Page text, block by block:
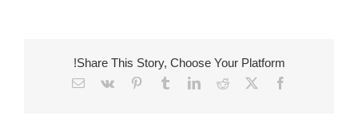
Share This Story, Choose Your Platform!
Facebook
X
Reddit
LinkedIn
Tumblr
Pinterest
Vk
Email